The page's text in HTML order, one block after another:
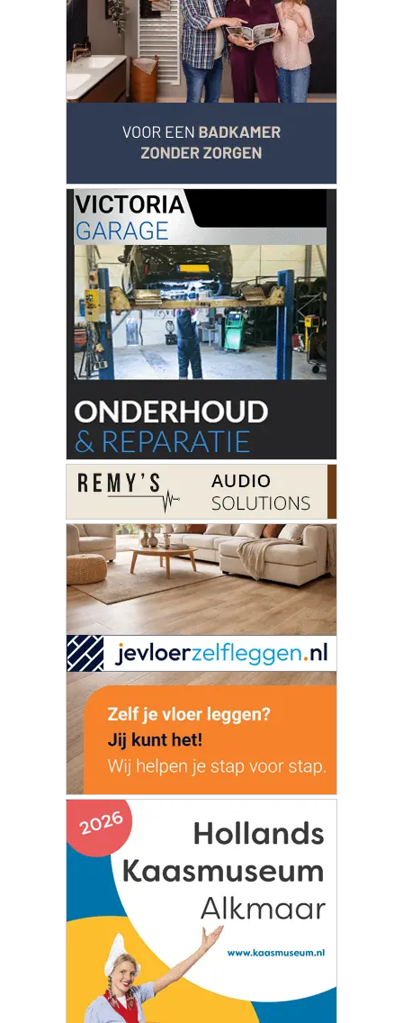
MEEST GELEZEN
Rookwolken bij brand in stuk natuur
Beverwijk
Boomhut vliegt opnieuw in brand in
Uitgeest
Camping deels ontruimd vanwege
duinbrand bij Overveen
Gratis fietslessen voor senioren
Man op scootmobiel gewond na
aanrijding met auto in Akersloot
Wielrenner gewond na val in water
Uitgeest
Meerdere gewonden en aanhoudingen
Taxatiemiddag in het Amsterdam Beach
Hotel in Zandvoort op dinsdag 25
augustus van 14.00 tot 16.15 uur